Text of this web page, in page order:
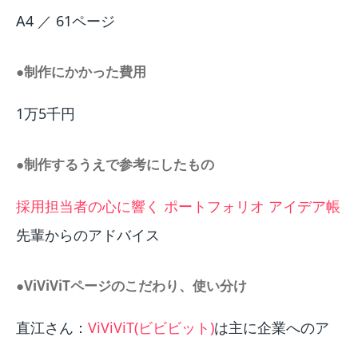
A4 ／ 61ページ
●制作にかかった費用
1万5千円
●制作するうえで参考にしたもの
採用担当者の心に響く ポートフォリオ アイデア帳
先輩からのアドバイス
●ViViViTページのこだわり、使い分け
直江さん： ViViViT(ビビビット)は主に企業へのア